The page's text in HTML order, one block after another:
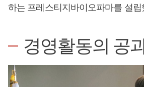
하는 프레스티지바이오파마를 설립
경영활동의 공